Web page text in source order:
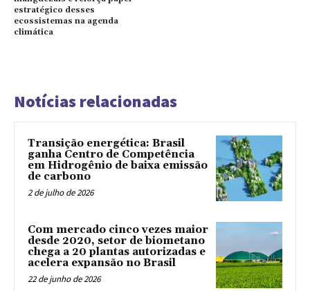
estratégico desses
ecossistemas na agenda
climática
Notícias relacionadas
Transição energética: Brasil
ganha Centro de Competência
em Hidrogênio de baixa emissão
de carbono
2 de julho de 2026
Com mercado cinco vezes maior
desde 2020, setor de biometano
chega a 20 plantas autorizadas e
acelera expansão no Brasil
22 de junho de 2026